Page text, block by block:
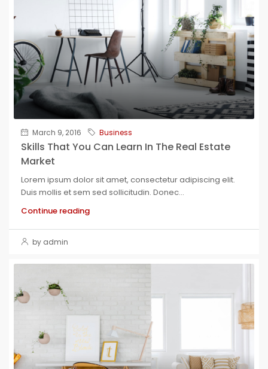
March 9, 2016 Business
Skills That You Can Learn In The Real Estate
Market
Lorem ipsum dolor sit amet, consectetur adipiscing elit.
Duis mollis et sem sed sollicitudin. Donec...
Continue reading
by admin